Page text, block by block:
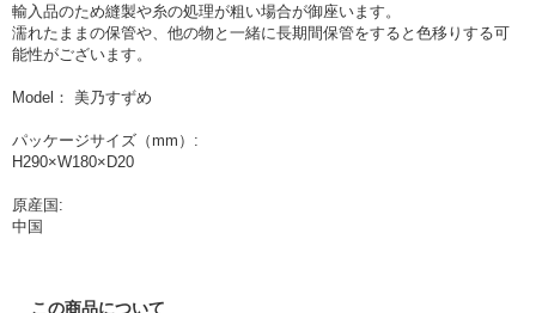
輸入品のため縫製や糸の処理が粗い場合が御座います。
濡れたままの保管や、他の物と一緒に長期間保管をすると色移りする可
能性がございます。
Model： 美乃すずめ
パッケージサイズ（mm）:
H290×W180×D20
原産国:
中国
この商品について